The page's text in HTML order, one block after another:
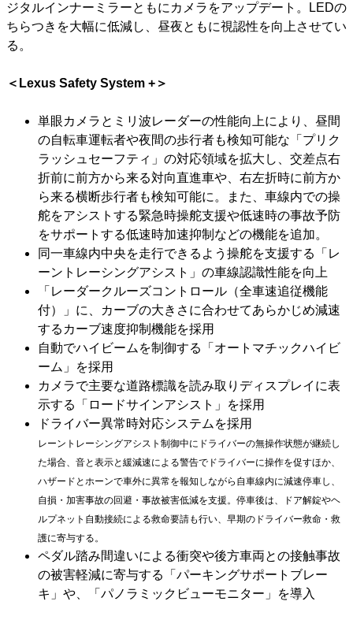
ジタルインナーミラーともにカメラをアップデート。LEDの
ちらつきを大幅に低減し、昼夜ともに視認性を向上させてい
る。
＜Lexus Safety System +＞
単眼カメラとミリ波レーダーの性能向上により、昼間
の自転車運転者や夜間の歩行者も検知可能な「プリク
ラッシュセーフティ」の対応領域を拡大し、交差点右
折前に前方から来る対向直進車や、右左折時に前方か
ら来る横断歩行者も検知可能に。また、車線内での操
舵をアシストする緊急時操舵支援や低速時の事故予防
をサポートする低速時加速抑制などの機能を追加。
同一車線内中央を走行できるよう操舵を支援する「レ
ーントレーシングアシスト」の車線認識性能を向上
「レーダークルーズコントロール（全車速追従機能
付）」に、カーブの大きさに合わせてあらかじめ減速
するカーブ速度抑制機能を採用
自動でハイビームを制御する「オートマチックハイビ
ーム」を採用
カメラで主要な道路標識を読み取りディスプレイに表
示する「ロードサインアシスト」を採用
ドライバー異常時対応システムを採用
レーントレーシングアシスト制御中にドライバーの無操作状態が継続し
た場合、音と表示と緩減速による警告でドライバーに操作を促すほか、
ハザードとホーンで車外に異常を報知しながら自車線内に減速停車し、
自損・加害事故の回避・事故被害低減を支援。停車後は、ドア解錠やヘ
ルプネット自動接続による救命要請も行い、早期のドライバー救命・救
護に寄与する。
ペダル踏み間違いによる衝突や後方車両との接触事故
の被害軽減に寄与する「パーキングサポートブレー
キ」や、「パノラミックビューモニター」を導入